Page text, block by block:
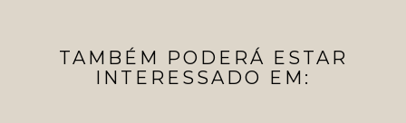
TAMBÉM PODERÁ ESTAR
INTERESSADO EM: